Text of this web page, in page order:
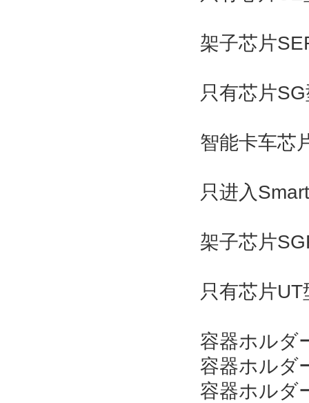
架子芯片
只有芯片
智能卡车芯
只进入
架子芯片
只有芯片
容器ホルダ
容器ホルダ
容器ホルダ